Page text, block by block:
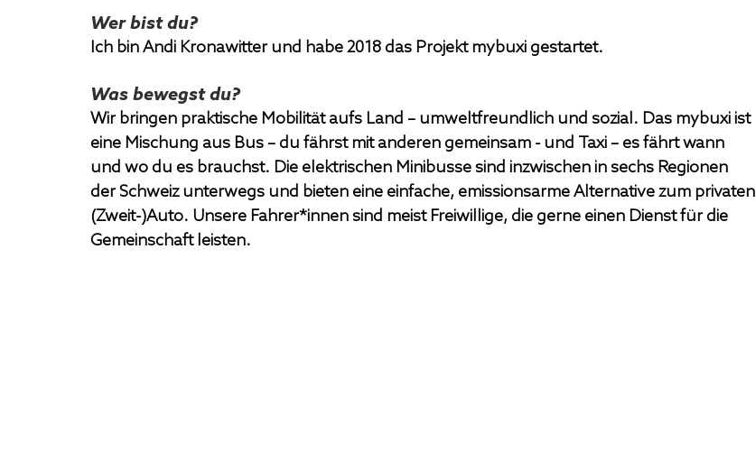
Wer bist du?
Ich bin Andi Kronawitter und habe 2018 das Projekt mybuxi gestartet.
Was bewegst du?
Wir bringen praktische Mobilität aufs Land – umweltfreundlich und sozial. Das mybuxi ist
eine Mischung aus Bus – du fährst mit anderen gemeinsam - und Taxi – es fährt wann
und wo du es brauchst. Die elektrischen Minibusse sind inzwischen in sechs Regionen
der Schweiz unterwegs und bieten eine einfache, emissionsarme Alternative zum privaten
(Zweit-)Auto. Unsere Fahrer*innen sind meist Freiwillige, die gerne einen Dienst für die
Gemeinschaft leisten.